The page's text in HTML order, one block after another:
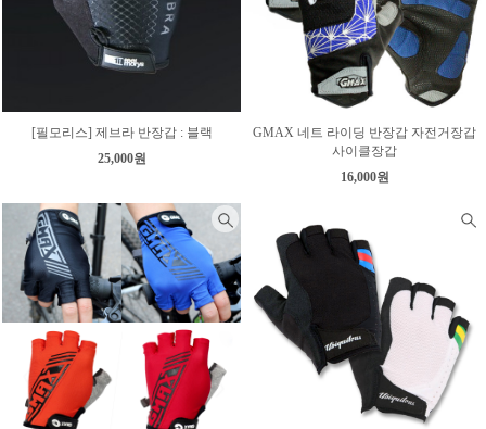
[필모리스] 제브라 반장갑 : 블랙
25,000원
GMAX 네트 라이딩 반장갑 자전거장갑
사이클장갑
16,000원